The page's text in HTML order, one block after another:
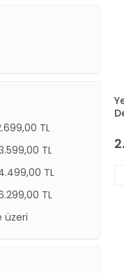
TL
TL
TL
TL
üzeri